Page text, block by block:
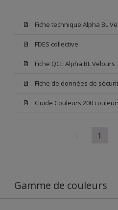
Fiche technique Alpha BL
FDES collective
Fiche QCE Alpha BL Velours
Guide Couleurs 200
1
Gamme de couleurs